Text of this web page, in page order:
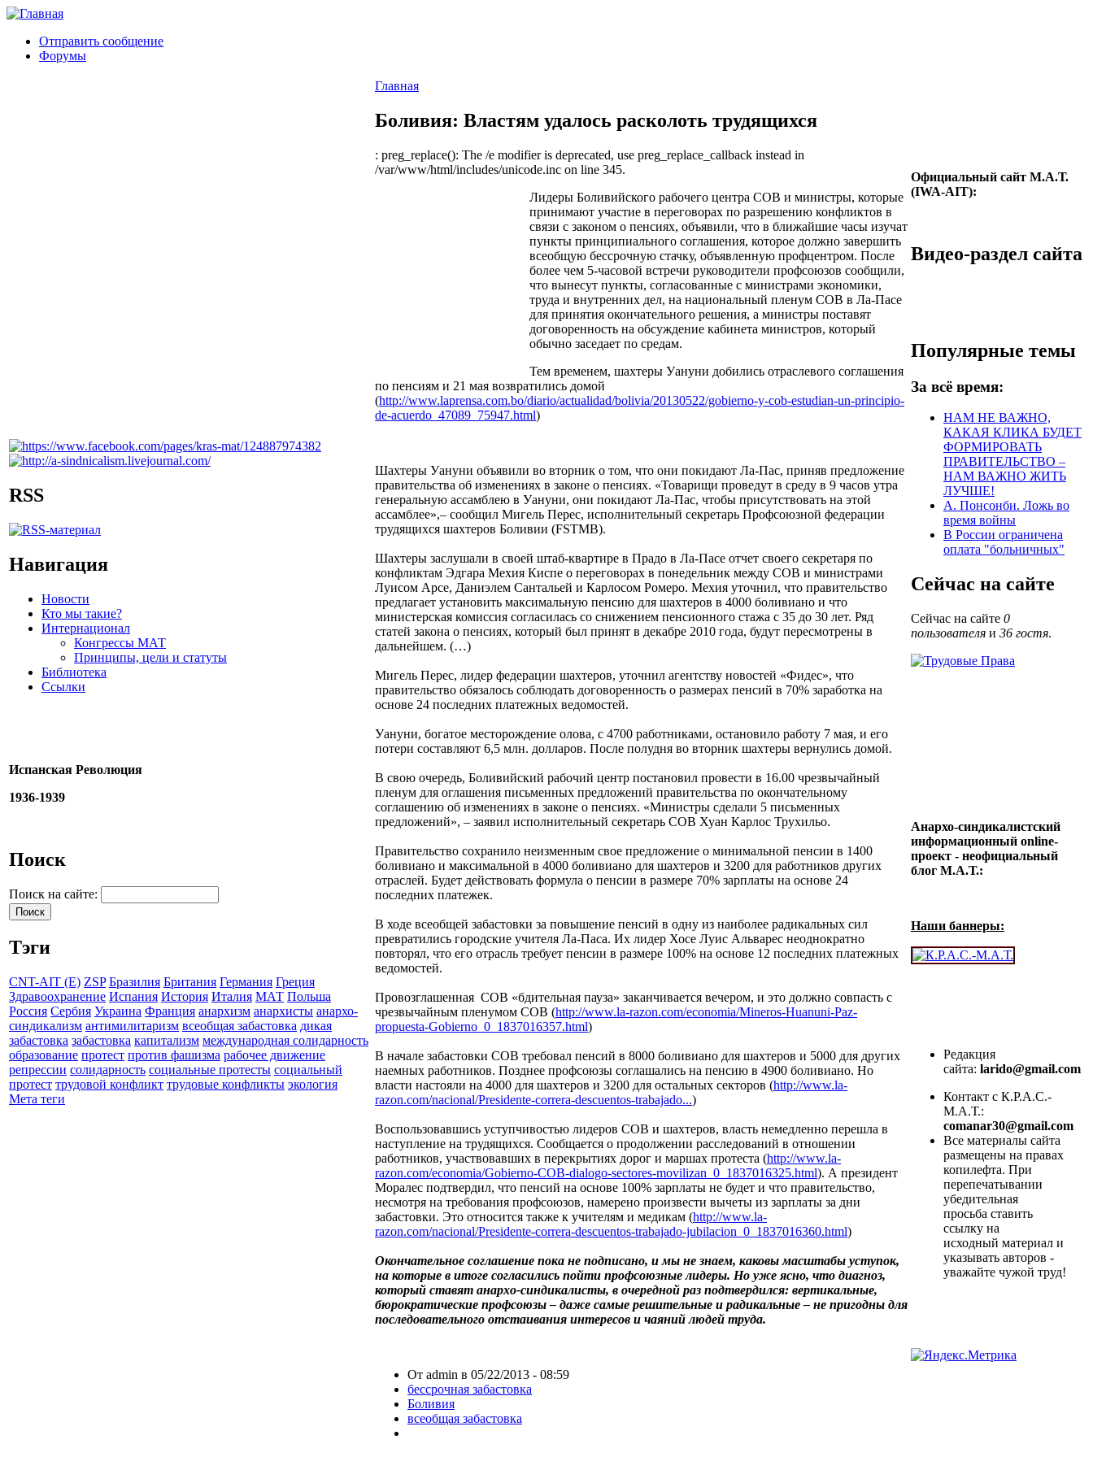
Отправить сообщение
Форумы
RSS
Навигация
Новости
Кто мы такие?
Интернационал
Конгрессы МАТ
Принципы, цели и статуты
Библиотека
Ссылки
Испанская Революция
1936-1939
Поиск
Поиск на сайте:
Тэги
CNT-AIT (E) ZSP Бразилия Британия Германия Греция
Здравоохранение Испания История Италия МАТ Польша
Россия Сербия Украина Франция анархизм анархисты анархо-
синдикализм антимилитаризм всеобщая забастовка дикая
забастовка забастовка капитализм международная солидарность
образование протест против фашизма рабочее движение
репрессии солидарность социальные протесты социальный
протест трудовой конфликт трудовые конфликты экология
Мета теги
Главная
Боливия: Властям удалось расколоть трудящихся
: preg_replace(): The /e modifier is deprecated, use preg_replace_callback instead in
/var/www/html/includes/unicode.inc on line 345.
Лидеры Боливийского рабочего центра СОВ и министры, которые
принимают участие в переговорах по разрешению конфликтов в
связи с законом о пенсиях, объявили, что в ближайшие часы изучат
пункты принципиального соглашения, которое должно завершить
всеобщую бессрочную стачку, объявленную профцентром. После
более чем 5-часовой встречи руководители профсоюзов сообщили,
что вынесут пункты, согласованные с министрами экономики,
труда и внутренних дел, на национальный пленум СОВ в Ла-Пасе
для принятия окончательного решения, а министры поставят
договоренность на обсуждение кабинета министров, который
обычно заседает по средам.
Тем временем, шахтеры Уануни добились отраслевого соглашения
по пенсиям и 21 мая возвратились домой
(http://www.laprensa.com.bo/diario/actualidad/bolivia/20130522/gobierno-y-cob-estudian-un-principio-
de-acuerdo_47089_75947.html)
Шахтеры Уануни объявили во вторник о том, что они покидают Ла-Пас, приняв предложение
правительства об изменениях в законе о пенсиях. «Товарищи проведут в среду в 9 часов утра
генеральную ассамблею в Уануни, они покидают Ла-Пас, чтобы присутствовать на этой
ассамблее»,– сообщил Мигель Перес, исполнительный секретарь Профсоюзной федерации
трудящихся шахтеров Боливии (FSTMB).
Шахтеры заслушали в своей штаб-квартире в Прадо в Ла-Пасе отчет своего секретаря по
конфликтам Эдгара Мехия Киспе о переговорах в понедельник между СОВ и министрами
Луисом Арсе, Даниэлем Сантальей и Карлосом Ромеро. Мехия уточнил, что правительство
предлагает установить максимальную пенсию для шахтеров в 4000 боливиано и что
министерская комиссия согласилась со снижением пенсионного стажа с 35 до 30 лет. Ряд
статей закона о пенсиях, который был принят в декабре 2010 года, будут пересмотрены в
дальнейшем. (…)
Мигель Перес, лидер федерации шахтеров, уточнил агентству новостей «Фидес», что
правительство обязалось соблюдать договоренность о размерах пенсий в 70% заработка на
основе 24 последних платежных ведомостей.
Уануни, богатое месторождение олова, с 4700 работниками, остановило работу 7 мая, и его
потери составляют 6,5 млн. долларов. После полудня во вторник шахтеры вернулись домой.
В свою очередь, Боливийский рабочий центр постановил провести в 16.00 чрезвычайный
пленум для оглашения письменных предложений правительства по окончательному
соглашению об изменениях в законе о пенсиях. «Министры сделали 5 письменных
предложений», – заявил исполнительный секретарь СОВ Хуан Карлос Трухильо.
Правительство сохранило неизменным свое предложение о минимальной пенсии в 1400
боливиано и максимальной в 4000 боливиано для шахтеров и 3200 для работников других
отраслей. Будет действовать формула о пенсии в размере 70% зарплаты на основе 24
последних платежек.
В ходе всеобщей забастовки за повышение пенсий в одну из наиболее радикальных сил
превратились городские учителя Ла-Паса. Их лидер Хосе Луис Альварес неоднократно
повторял, что его отрасль требует пенсии в размере 100% на основе 12 последних платежных
ведомостей.
Провозглашенная СОВ «бдительная пауза» заканчивается вечером, и это должно совпасть с
чрезвычайным пленумом СОВ (http://www.la-razon.com/economia/Mineros-Huanuni-Paz-
propuesta-Gobierno_0_1837016357.html)
В начале забастовки СОВ требовал пенсий в 8000 боливиано для шахтеров и 5000 для других
наемных работников. Позднее профсоюзы соглашались на пенсию в 4900 боливиано. Но
власти настояли на 4000 для шахтеров и 3200 для остальных секторов (http://www.la-
razon.com/nacional/Presidente-correra-descuentos-trabajado...)
Воспользовавшись уступчивостью лидеров СОВ и шахтеров, власть немедленно перешла в
наступление на трудящихся. Сообщается о продолжении расследований в отношении
работников, участвовавших в перекрытиях дорог и маршах протеста (http://www.la-
razon.com/economia/Gobierno-COB-dialogo-sectores-movilizan_0_1837016325.html). А президент
Моралес подтвердил, что пенсий на основе 100% зарплаты не будет и что правительство,
несмотря на требования профсоюзов, намерено произвести вычеты из зарплаты за дни
забастовки. Это относится также к учителям и медикам (http://www.la-
razon.com/nacional/Presidente-correra-descuentos-trabajado-jubilacion_0_1837016360.html)
Окончательное соглашение пока не подписано, и мы не знаем, каковы масштабы уступок,
на которые в итоге согласились пойти профсоюзные лидеры. Но уже ясно, что диагноз,
который ставят анархо-синдикалисты, в очередной раз подтвердился: вертикальные,
бюрократические профсоюзы – даже самые решительные и радикальные – не пригодны для
последовательного отстаивания интересов и чаяний людей труда.
От admin в 05/22/2013 - 08:59
бессрочная забастовка
Боливия
всеобщая забастовка
Официальный сайт М.А.Т.
(IWA-AIT):
Видео-раздел сайта
Популярные темы
За всё время:
НАМ НЕ ВАЖНО,
КАКАЯ КЛИКА БУДЕТ
ФОРМИРОВАТЬ
ПРАВИТЕЛЬСТВО –
НАМ ВАЖНО ЖИТЬ
ЛУЧШЕ!
А. Понсонби. Ложь во
время войны
В России ограничена
оплата "больничных"
Сейчас на сайте
Сейчас на сайте 0
пользователя и 36 гостя.
Анархо-синдикалистский
информационный online-
проект - неофициальный
блог М.А.Т.:
Наши баннеры:
Редакция
сайта: larido@gmail.com
Контакт с К.Р.А.С.-
М.А.Т.:
comanar30@gmail.com
Все материалы сайта
размещены на правах
копилефта. При
перепечатывании
убедительная
просьба ставить
ссылку на
исходный материал и
указывать авторов -
уважайте чужой труд!